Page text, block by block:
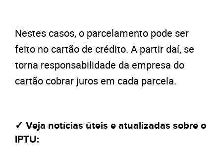
Nestes casos, o parcelamento pode ser
feito no cartão de crédito. A partir daí, se
torna responsabilidade da empresa do
cartão cobrar juros em cada parcela.
✓ Veja notícias úteis e atualizadas sobre o
IPTU: